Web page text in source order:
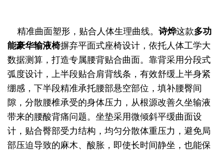
精准曲面塑形，贴合人体生理曲线。 诗烨这款多功
能豪华输液椅摒弃平面式座椅设计，依托人体工学大
数据测算，打造专属腰背贴合曲面。靠背采用分段式
弧度设计，上半段贴合肩背线条，有效舒缓上半身紧
绷感，下半段精准承托腰部悬空部位，填补腰臀间
隙，分散腰椎承受的身体压力，从根源改善久坐输液
带来的腰酸背痛问题。坐垫采用微倾斜平缓曲面设
计，贴合臀部受力结构，均匀分散体重压力，避免局
部压迫导致的麻木、酸胀，即使长时间静坐，也能保